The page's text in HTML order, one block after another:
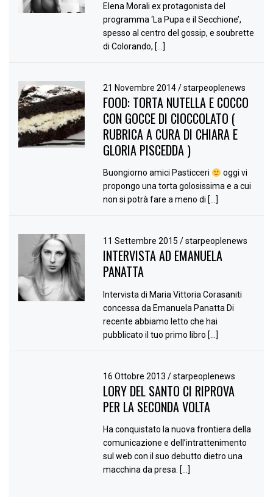
Elena Morali ex protagonista del
programma ‘La Pupa e il Secchione’,
spesso al centro del gossip, e soubrette
di Colorando, […]
21 Novembre 2014/ starpeoplenews
FOOD: TORTA NUTELLA E COCCO
CON GOCCE DI CIOCCOLATO (
RUBRICA A CURA DI CHIARA E
GLORIA PISCEDDA )
Buongiorno amici Pasticceri
oggi vi
propongo una torta golosissima e a cui
non si potrà fare a meno di […]
11 Settembre 2015/ starpeoplenews
INTERVISTA AD EMANUELA
PANATTA
Intervista di Maria Vittoria Corasaniti
concessa da Emanuela Panatta Di
recente abbiamo letto che hai
pubblicato il tuo primo libro […]
16 Ottobre 2013/ starpeoplenews
LORY DEL SANTO CI RIPROVA
PER LA SECONDA VOLTA
Ha conquistato la nuova frontiera della
comunicazione e dell’intrattenimento
sul web con il suo debutto dietro una
macchina da presa. […]